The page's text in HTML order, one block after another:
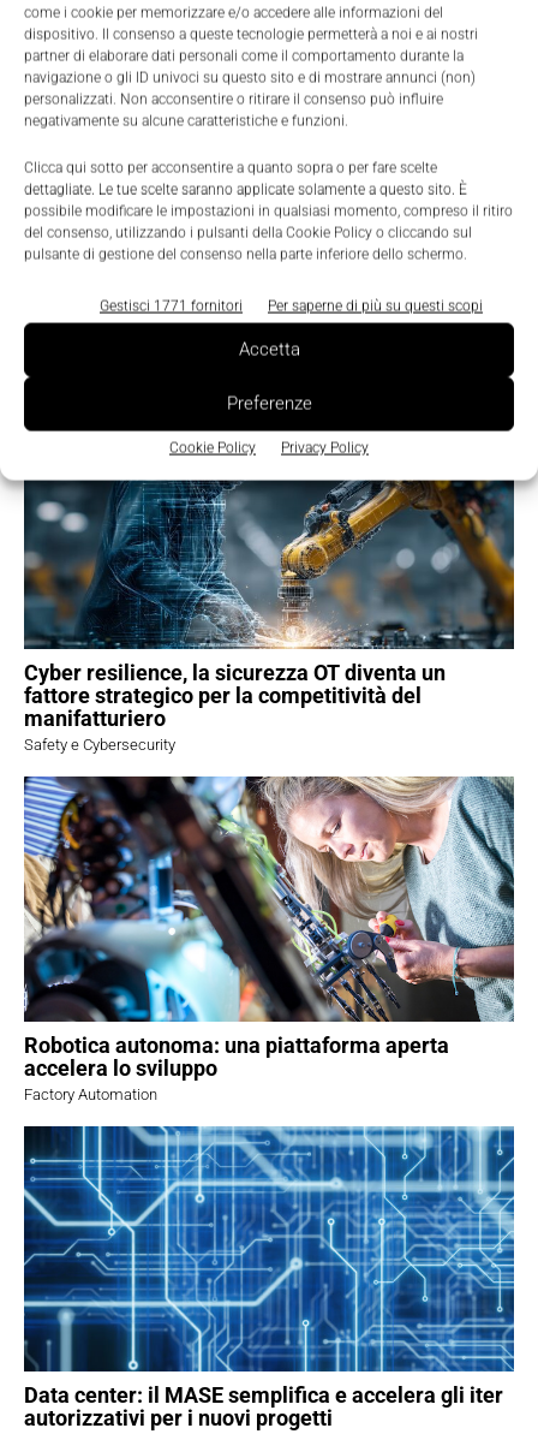
come i cookie per memorizzare e/o accedere alle informazioni del
dispositivo. Il consenso a queste tecnologie permetterà a noi e ai nostri
partner di elaborare dati personali come il comportamento durante la
navigazione o gli ID univoci su questo sito e di mostrare annunci (non)
personalizzati. Non acconsentire o ritirare il consenso può influire
negativamente su alcune caratteristiche e funzioni.
Clicca qui sotto per acconsentire a quanto sopra o per fare scelte
dettagliate. Le tue scelte saranno applicate solamente a questo sito. È
possibile modificare le impostazioni in qualsiasi momento, compreso il ritiro
del consenso, utilizzando i pulsanti della Cookie Policy o cliccando sul
pulsante di gestione del consenso nella parte inferiore dello schermo.
Gestisci 1771 fornitori Per saperne di più su questi scopi
Accetta
Preferenze
Cookie Policy Privacy Policy
LEGGI LA RIVISTA ⇢
TI POTREBBERO INTERESSARE ⇢
Cyber resilience, la sicurezza OT diventa un
fattore strategico per la competitività del
manifatturiero
Safety e Cybersecurity
Robotica autonoma: una piattaforma aperta
accelera lo sviluppo
Factory Automation
Data center: il MASE semplifica e accelera gli iter
autorizzativi per i nuovi progetti